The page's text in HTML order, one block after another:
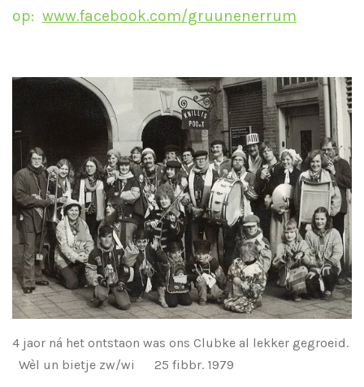
op: www.facebook.com/gruunenerrum
4 jaor ná het ontstaon was ons Clubke al lekker gegroeid.
Wèl un bietje zw/wi 25 fibbr. 1979